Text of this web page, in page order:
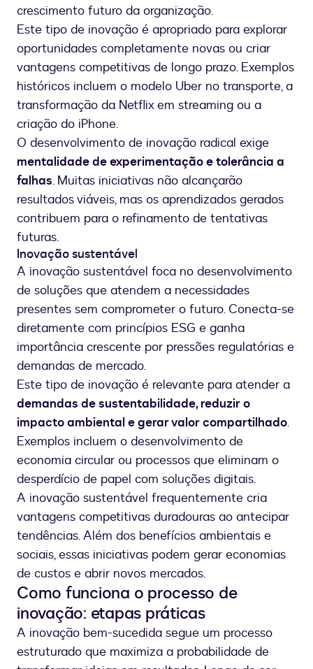
crescimento futuro da organização.
Este tipo de inovação é apropriado para explorar
oportunidades completamente novas ou criar
vantagens competitivas de longo prazo. Exemplos
históricos incluem o modelo Uber no transporte, a
transformação da Netflix em streaming ou a
criação do iPhone.
O desenvolvimento de inovação radical exige
mentalidade de experimentação e tolerância a
falhas. Muitas iniciativas não alcançarão
resultados viáveis, mas os aprendizados gerados
contribuem para o refinamento de tentativas
futuras.
Inovação sustentável
A inovação sustentável foca no desenvolvimento
de soluções que atendem a necessidades
presentes sem comprometer o futuro. Conecta-se
diretamente com princípios ESG e ganha
importância crescente por pressões regulatórias e
demandas de mercado.
Este tipo de inovação é relevante para atender a
demandas de sustentabilidade, reduzir o
impacto ambiental e gerar valor compartilhado.
Exemplos incluem o desenvolvimento de
economia circular ou processos que eliminam o
desperdício de papel com soluções digitais.
A inovação sustentável frequentemente cria
vantagens competitivas duradouras ao antecipar
tendências. Além dos benefícios ambientais e
sociais, essas iniciativas podem gerar economias
de custos e abrir novos mercados.
Como funciona o processo de
inovação: etapas práticas
A inovação bem-sucedida segue um processo
estruturado que maximiza a probabilidade de